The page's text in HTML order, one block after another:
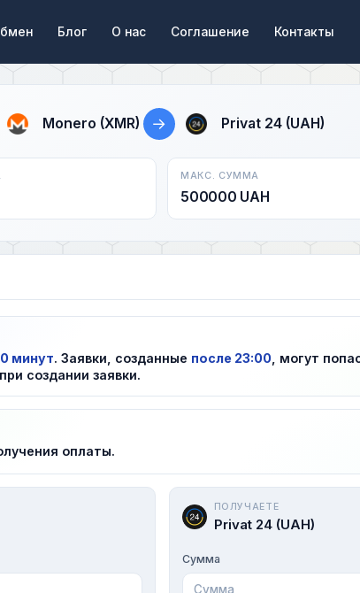
Блог О нас Соглашение Контакты
Monero (XMR) → Privat 24 (UAH)
МАКС. СУММА
500000 UAH
минут. Заявки, созданные после 23:00 , могут
создании заявки.
оплаты.
ПОЛУЧАЕТЕ
Privat 24 (UAH)
Сумма